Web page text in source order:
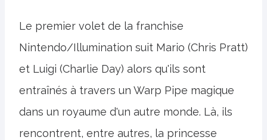
Le premier volet de la franchise
Nintendo/Illumination suit Mario (Chris Pratt)
et Luigi (Charlie Day) alors qu'ils sont
entraînés à travers un Warp Pipe magique
dans un royaume d'un autre monde. Là, ils
rencontrent, entre autres, la princesse